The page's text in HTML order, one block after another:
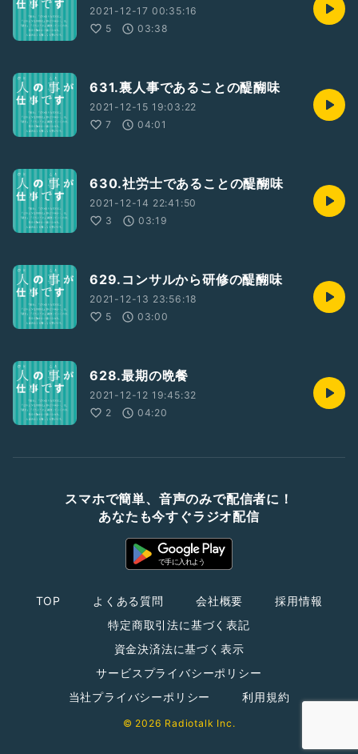
2021-12-17 00:35:16
5
03:38
631.裏人事であることの醍醐味
2021-12-15 19:03:22
7
04:01
630.社労士であることの醍醐味
2021-12-14 22:41:50
3
03:19
629.コンサルから研修の醍醐味
2021-12-13 23:56:18
5
03:00
628.最期の晩餐
2021-12-12 19:45:32
2
04:20
スマホで簡単、音声のみで配信者に！
あなたも今すぐラジオ配信
TOP よくある質問 会社概要
採用情報
特定商取引法に基づく表記
資金決済法に基づく表示
サービスプライバシーポリシー
当社プライバシーポリシー
利用規約
© 2026 Radiotalk Inc.